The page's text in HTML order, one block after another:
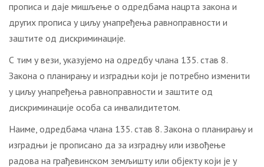
прописа и даје мишљење о одредбама нацрта закона и
других прописа у циљу унапређења равноправности и
заштите од дискриминације.
С тим у вези, указујемо на одредбу члана 135. став 8.
Закона о планирању и изградњи који је потребно изменити
у циљу унапређења равноправности и заштите од
дискриминације особа са инвалидитетом.
Наиме, одредбама члана 135. став 8. Закона о планирању и
изградњи је прописано да за изградњу или извођење
радова на грађевинском земљишту или објекту који је у